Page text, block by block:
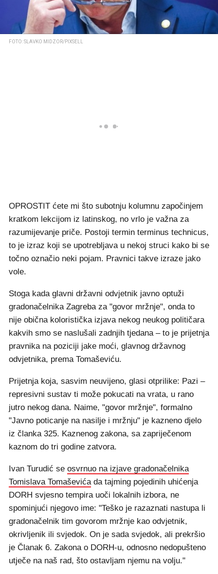
FOTO: SLAVKO MIDZOR/PIXSELL
OPROSTIT ćete mi što subotnju kolumnu započinjem
kratkom lekcijom iz latinskog, no vrlo je važna za
razumijevanje priče. Postoji termin terminus technicus,
to je izraz koji se upotrebljava u nekoj struci kako bi se
točno označio neki pojam. Pravnici takve izraze jako
vole.
Stoga kada glavni državni odvjetnik javno optuži
gradonačelnika Zagreba za "govor mržnje", onda to
nije obična koloristička izjava nekog neukog političara
kakvih smo se naslušali zadnjih tjedana – to je prijetnja
pravnika na poziciji jake moći, glavnog državnog
odvjetnika, prema Tomaševiću.
Prijetnja koja, sasvim neuvijeno, glasi otprilike: Pazi –
represivni sustav ti može pokucati na vrata, u rano
jutro nekog dana. Naime, "govor mržnje", formalno
"Javno poticanje na nasilje i mržnju" je kazneno djelo
iz članka 325. Kaznenog zakona, sa zapriječenom
kaznom do tri godine zatvora.
Ivan Turudić se osvrnuo na izjave gradonačelnika
Tomislava Tomaševićada tajming pojedinih uhićenja
DORH svjesno tempira uoči lokalnih izbora, ne
spominjući njegovo ime: "Teško je razaznati nastupa li
gradonačelnik tim govorom mržnje kao odvjetnik,
okrivljenik ili svjedok. On je sada svjedok, ali prekršio
je Članak 6. Zakona o DORH-u, odnosno nedopušteno
utječe na naš rad, što ostavljam njemu na volju."